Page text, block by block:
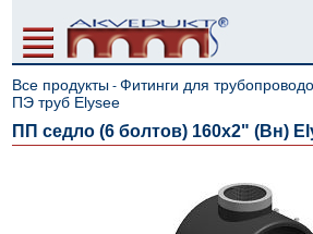
Все продукты -Фитинги для
ПЭ труб Elysee
ПП седло (6 болтов) 160x2" (Вн)